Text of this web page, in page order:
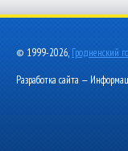
© 1999-2026, Гродненский
Разработка сайта —